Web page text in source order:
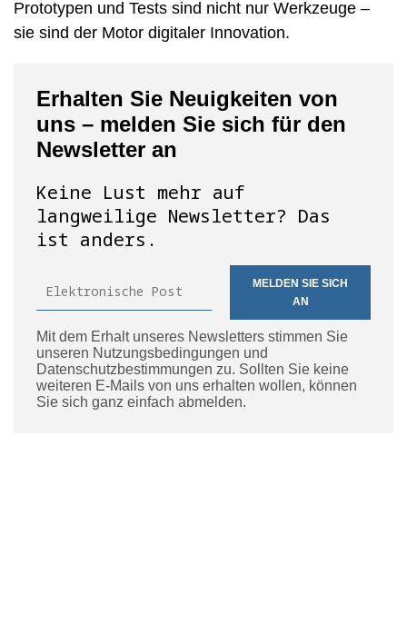
Prototypen und Tests sind nicht nur Werkzeuge –
sie sind der Motor digitaler Innovation.
Erhalten Sie Neuigkeiten von
uns – melden Sie sich für den
Newsletter an
Keine Lust mehr auf
langweilige Newsletter? Das
ist anders.
MELDEN SIE SICH
AN
Mit dem Erhalt unseres Newsletters stimmen Sie
unseren Nutzungsbedingungen und
Datenschutzbestimmungen zu. Sollten Sie keine
weiteren E-Mails von uns erhalten wollen, können
Sie sich ganz einfach abmelden.